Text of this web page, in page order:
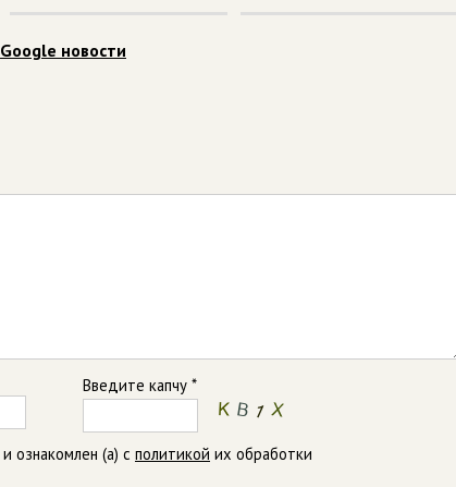
Google новости
Введите капчу *
и ознакомлен (а) с политикой их обработки